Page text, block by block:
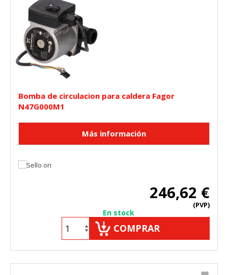
Bomba de circulacion para caldera Fagor
N47G000M1
246,62 €
(PVP)
En stock
COMPRAR